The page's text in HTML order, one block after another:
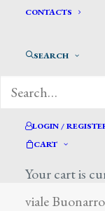
CONTACTS
SEARCH
LOGIN /
CART
Your cart is
Istituto
viale